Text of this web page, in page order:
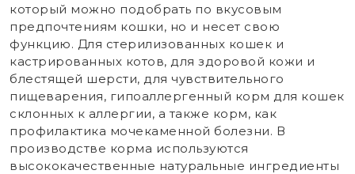
который можно подобрать по вкусовым
предпочтениям кошки, но и несет свою
функцию. Для стерилизованных кошек и
кастрированных котов, для здоровой кожи и
блестящей шерсти, для чувствительного
пищеварения, гипоаллергенный корм для кошек
склонных к аллергии, а также корм, как
профилактика мочекаменной болезни. В
производстве корма используются
высококачественные натуральные ингредиенты